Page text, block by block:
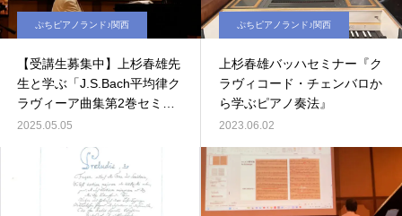
ぷちピアノランド♪関西
【受講生募集中】上杉春雄先
生と学ぶ「J.S.Bach平均律ク
ラヴィーア曲集第2巻セミナ
ー」
2025.05.05
ぷちピアノランド♪関西
上杉春雄バッハセミナー『ク
ラヴィコード・チェンバロか
ら学ぶピアノ奏法』
2023.06.02